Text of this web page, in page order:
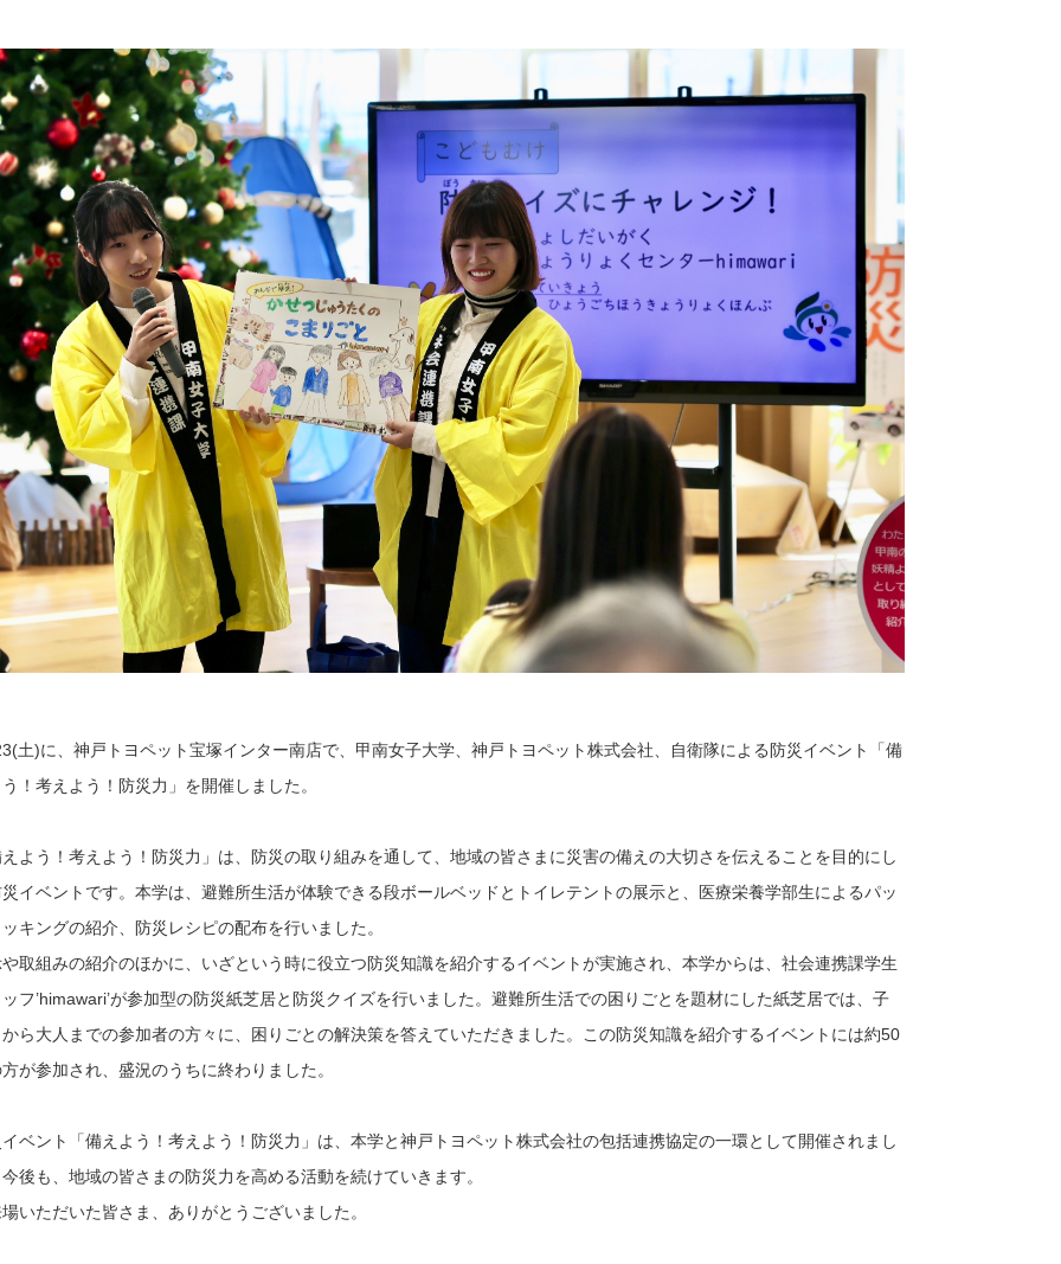
土)に、神戸トヨペット宝塚インター南店で、甲南女子大学、神戸トヨペット株式会社、自衛隊による防災イベント「備
！考えよう！防災力」を開催しました。
よう！考えよう！防災力」は、防災の取り組みを通して、地域の皆さまに災害の備えの大切さを伝えることを目的にし
イベントです。本学は、避難所生活が体験できる段ボールベッドとトイレテントの展示と、医療栄養学部生によるパッ
キングの紹介、防災レシピの配布を行いました。
取組みの紹介のほかに、いざという時に役立つ防災知識を紹介するイベントが実施され、本学からは、社会連携課学生
フ’himawari’が参加型の防災紙芝居と防災クイズを行いました。避難所生活での困りごとを題材にした紙芝居では、子
ら大人までの参加者の方々に、困りごとの解決策を答えていただきました。この防災知識を紹介するイベントには約50
が参加され、盛況のうちに終わりました。
ベント「備えよう！考えよう！防災力」は、本学と神戸トヨペット株式会社の包括連携協定の一環として開催されまし
後も、地域の皆さまの防災力を高める活動を続けていきます。
いただいた皆さま、ありがとうございました。